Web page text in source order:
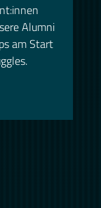
Alumni
am Start